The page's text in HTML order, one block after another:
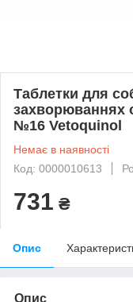
Таблетки для
захворюваннях
№16 Vetoquinol
Немає в наявності
Код: 0000010613
731 ₴
Опис
Опис